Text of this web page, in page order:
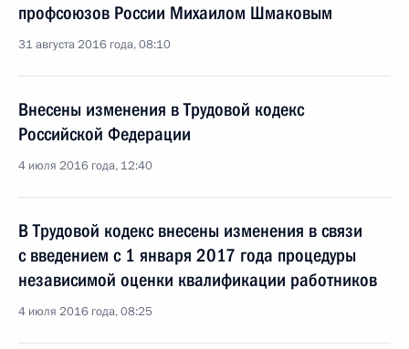
профсоюзов России Михаилом Шмаковым
31 августа 2016 года, 08:10
Внесены изменения в Трудовой кодекс
Российской Федерации
4 июля 2016 года, 12:40
В Трудовой кодекс внесены изменения в связи
с введением с 1 января 2017 года процедуры
независимой оценки квалификации работников
4 июля 2016 года, 08:25